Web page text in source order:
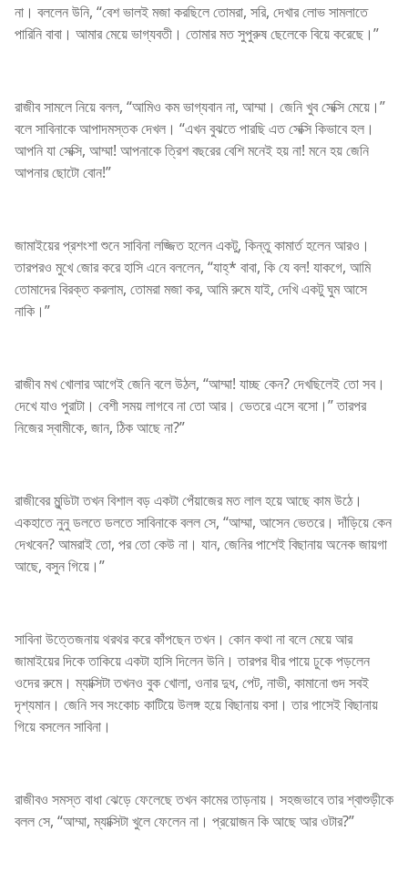
না। বললেন উনি, “বেশ ভালই মজা করছিলে তোমরা, সরি, দেখার লোভ সামলাতে
পারিনি বাবা। আমার মেয়ে ভাগ্যবতী। তোমার মত সুপুরুষ ছেলেকে বিয়ে করেছে।”
রাজীব সামলে নিয়ে বলল, “আমিও কম ভাগ্যবান না, আম্মা। জেনি খুব সেক্সি মেয়ে।”
বলে সাবিনাকে আপাদমস্তক দেখল। “এখন বুঝতে পারছি এত সেক্সি কিভাবে হল।
আপনি যা সেক্সি, আম্মা! আপনাকে ত্রিশ বছরের বেশি মনেই হয় না! মনে হয় জেনি
আপনার ছোটো বোন!”
জামাইয়ের প্রশংশা শুনে সাবিনা লজ্জিত হলেন একটু, কিন্তু কামার্ত হলেন আরও।
তারপরও মুখে জোর করে হাসি এনে বললেন, “যাহ্* বাবা, কি যে বল! যাকগে, আমি
তোমাদের বিরক্ত করলাম, তোমরা মজা কর, আমি রুমে যাই, দেখি একটু ঘুম আসে
নাকি।”
রাজীব মখ খোলার আগেই জেনি বলে উঠল, “আম্মা! যাচ্ছ কেন? দেখছিলেই তো সব।
দেখে যাও পুরাটা। বেশী সময় লাগবে না তো আর। ভেতরে এসে বসো।” তারপর
নিজের স্বামীকে, জান, ঠিক আছে না?”
রাজীবের মুন্ডিটা তখন বিশাল বড় একটা পেঁয়াজের মত লাল হয়ে আছে কাম উঠে।
একহাতে নুনু ডলতে ডলতে সাবিনাকে বলল সে, “আম্মা, আসেন ভেতরে। দাঁড়িয়ে কেন
দেখবেন? আমরাই তো, পর তো কেউ না। যান, জেনির পাশেই বিছানায় অনেক জায়গা
আছে, বসুন গিয়ে।”
সাবিনা উত্তেজনায় থরথর করে কাঁপছেন তখন। কোন কথা না বলে মেয়ে আর
জামাইয়ের দিকে তাকিয়ে একটা হাসি দিলেন উনি। তারপর ধীর পায়ে ঢুকে পড়লেন
ওদের রুমে। ম্যাক্সিটা তখনও বুক খোলা, ওনার দুধ, পেট, নাভী, কামানো গুদ সবই
দৃশ্যমান। জেনি সব সংকোচ কাটিয়ে উলঙ্গ হয়ে বিছানায় বসা। তার পাসেই বিছানায়
গিয়ে বসলেন সাবিনা।
রাজীবও সমস্ত বাধা ঝেড়ে ফেলেছে তখন কামের তাড়নায়। সহজভাবে তার শ্বাশুড়ীকে
বলল সে, “আম্মা, ম্যাক্সিটা খুলে ফেলেন না। প্রয়োজন কি আছে আর ওটার?”